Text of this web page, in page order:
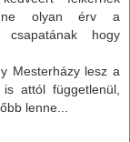
olyan érv a
csapatának hogy
Mesterházy lesz a
attól függetlenül,
lenne...